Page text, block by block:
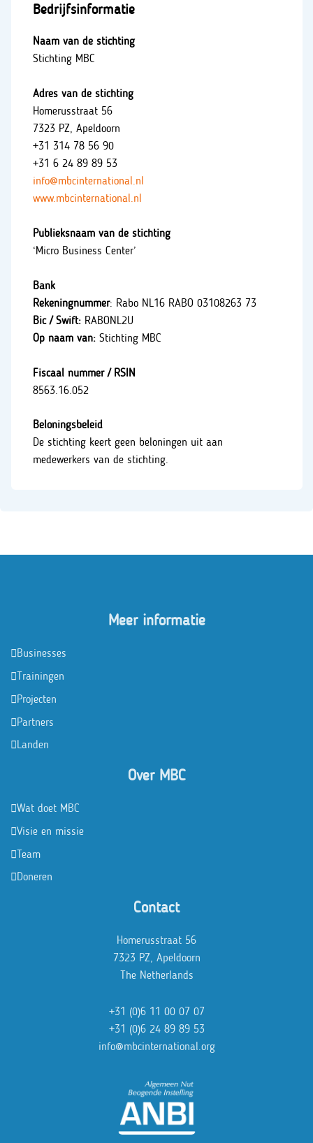
Bedrijfsinformatie
Naam van de stichting
Stichting MBC
Adres van de stichting
Homerusstraat 56
7323 PZ, Apeldoorn
+31 314 78 56 90
+31 6 24 89 89 53
info@mbcinternational.nl
www.mbcinternational.nl
Publieksnaam van de stichting
‘Micro Business Center’
Bank
Rekeningnummer: Rabo NL16 RABO 03108263 73
Bic / Swift: RABONL2U
Op naam van: Stichting MBC
Fiscaal nummer / RSIN
8563.16.052
Beloningsbeleid
De stichting keert geen beloningen uit aan
medewerkers van de stichting.
Meer informatie
Businesses
Trainingen
Projecten
Partners
Landen
Over MBC
Wat doet MBC
Visie en missie
Team
Doneren
Contact
Homerusstraat 56
7323 PZ, Apeldoorn
The Netherlands
+31 (0)6 11 00 07 07
+31 (0)6 24 89 89 53
info@mbcinternational.org